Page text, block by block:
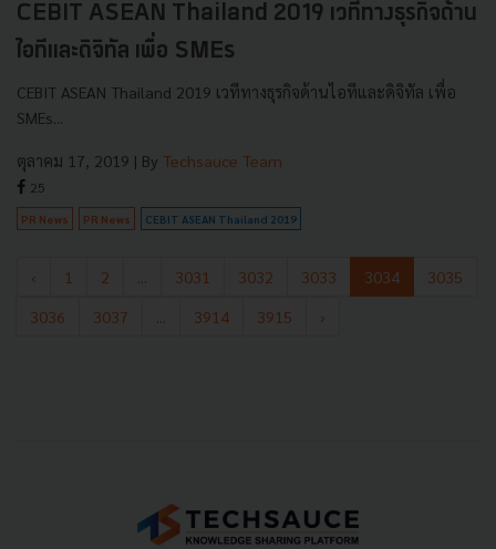
CEBIT ASEAN Thailand 2019 เวทีทางธุรกิจด้าน
ไอทีและดิจิทัล เพื่อ SMEs
CEBIT ASEAN Thailand 2019 เวทีทางธุรกิจด้านไอทีและดิจิทัล เพื่อ
SMEs...
ตุลาคม 17, 2019 | By Techsauce Team
25
PR News PR News CEBIT ASEAN Thailand 2019
‹ 1 2 3031 3032 3033 3034
3035
3036
3037 3914 3915 ›